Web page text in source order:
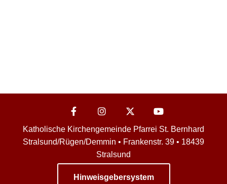
Katholische Kirchengemeinde Pfarrei St. Bernhard
Stralsund/Rügen/Demmin • Frankenstr. 39 • 18439
Stralsund
Hinweisgebersystem